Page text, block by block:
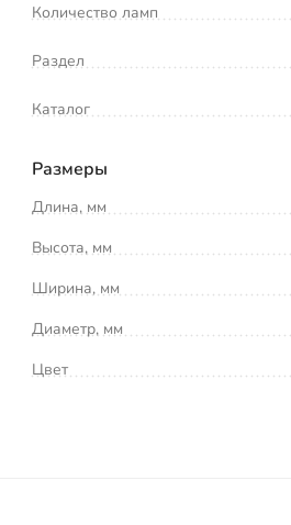
Количество ламп
Раздел
Каталог
Размеры
Длина, мм
Высота, мм
Ширина, мм
Диаметр, мм
Цвет